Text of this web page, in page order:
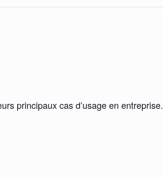
principaux cas d’usage en entreprise.